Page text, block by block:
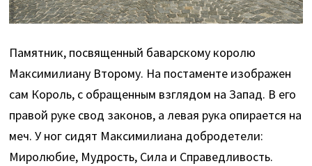
Памятник, посвященный баварскому королю
Максимилиану Второму. На постаменте изображен
сам Король, с обращенным взглядом на Запад. В его
правой руке свод законов, а левая рука опирается на
меч. У ног сидят Максимилиана добродетели:
Миролюбие, Мудрость, Сила и Справедливость.